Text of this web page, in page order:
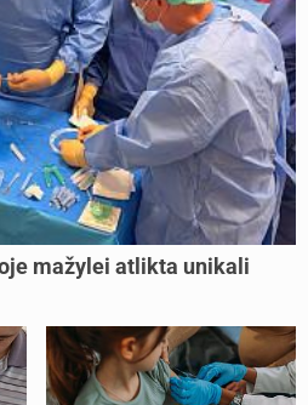
mažylei atlikta unikali